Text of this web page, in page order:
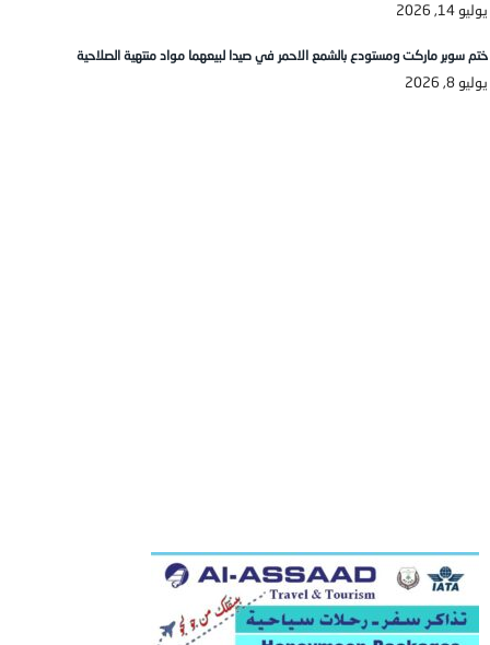
يوليو 14, 2026
ختم سوبر ماركت ومستودع بالشمع الاحمر في صيدا لبيعهما مواد منتهية الصلاحية
يوليو 8, 2026